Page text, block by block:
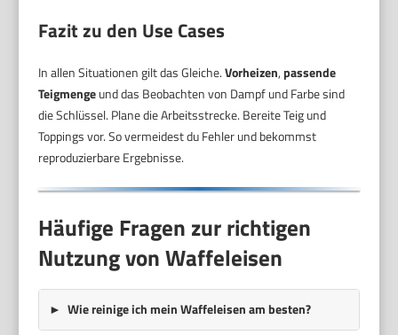
Fazit zu den Use Cases
In allen Situationen gilt das Gleiche.Vorheizen,passende
Teigmengeund das Beobachten von Dampf und Farbe sind
die Schlüssel. Plane die Arbeitsstrecke. Bereite Teig und
Toppings vor. So vermeidest du Fehler und bekommst
reproduzierbare Ergebnisse.
Häufige Fragen zur richtigen
Nutzung von Waffeleisen
Wie reinige ich mein Waffeleisen am besten?